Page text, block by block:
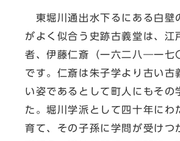
東堀川通出水下るにある白壁
がよく似合う史跡古義堂は、江
者、伊藤仁斎（一六二八―一七
です。仁斎は朱子学より古い古
い姿であるとして町人にもその
た。堀川学派として四十年にわ
育て、その子孫に学問が受けつ